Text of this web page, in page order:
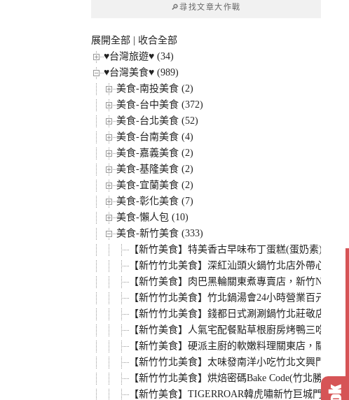
🔎尋找文章大作戰
展開全部
收合全部
♥台灣旅遊♥ (34)
♥台灣美食♥ (989)
美食-南投美食 (2)
美食-台中美食 (372)
美食-台北美食 (52)
美食-台南美食 (4)
美食-嘉義美食 (2)
美食-基隆美食 (2)
美食-宜蘭美食 (2)
美食-彰化美食 (7)
美食-懶人包 (10)
美食-新竹美食 (333)
【新竹美食】特美香古早味布丁蛋糕(蛋奶素)，黑
【新竹竹北美食】深紅汕頭火鍋竹北店外帶心得
【新竹美食】肉巴黑輪關東煮專賣店，新竹
【新竹竹北美食】竹北鍋湯會24小時營業百元小
【新竹竹北美食】錢都日式涮涮鍋竹北莊敬店，
【新竹美食】人氣宅配餐點草根廚房烤鴨三吃真
【新竹美食】硬派主廚的軟嫩料理關東店，關東
【新竹竹北美食】太味發南洋小吃竹北文興門市
【新竹竹北美食】烘焙密碼Bake Code(竹北勝利
【新竹美食】TIGERROAR韓虎嘯新竹巨城門市